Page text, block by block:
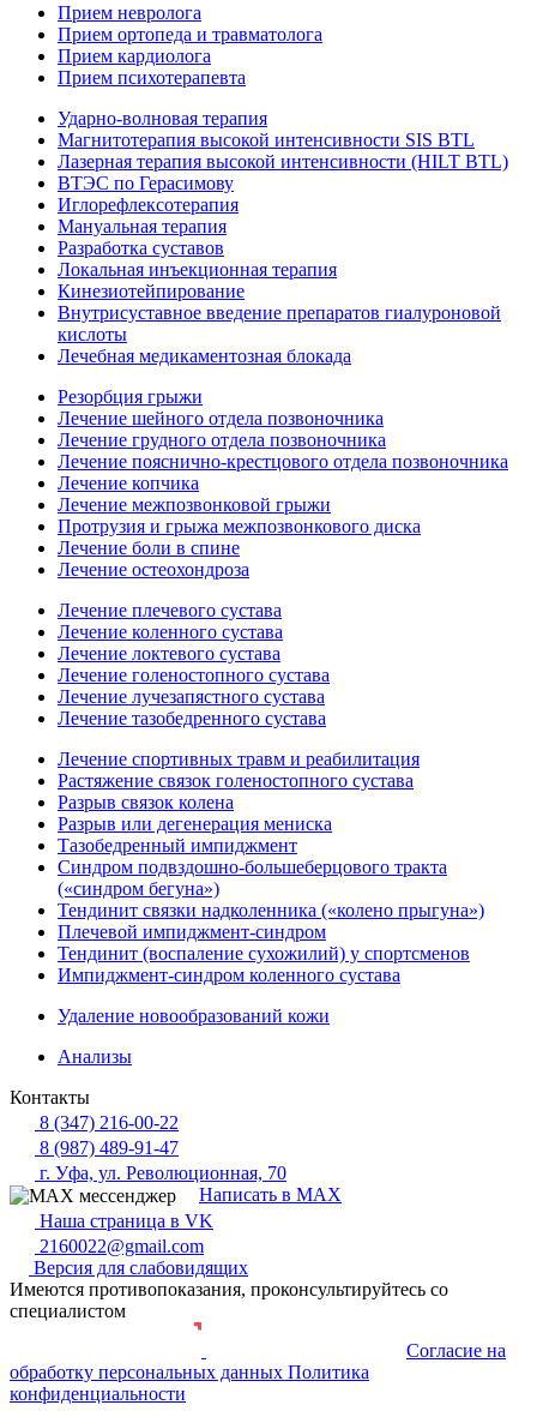
Прием невролога
Прием ортопеда и травматолога
Прием кардиолога
Прием психотерапевта
Ударно-волновая терапия
Магнитотерапия высокой интенсивности SIS BTL
Лазерная терапия высокой интенсивности (HILT BTL)
ВТЭС по Герасимову
Иглорефлексотерапия
Мануальная терапия
Разработка суставов
Локальная инъекционная терапия
Кинезиотейпирование
Внутрисуставное введение препаратов гиалуроновой
кислоты
Лечебная медикаментозная блокада
Резорбция грыжи
Лечение шейного отдела позвоночника
Лечение грудного отдела позвоночника
Лечение пояснично-крестцового отдела позвоночника
Лечение копчика
Лечение межпозвонковой грыжи
Протрузия и грыжа межпозвонкового диска
Лечение боли в спине
Лечение остеохондроза
Лечение плечевого сустава
Лечение коленного сустава
Лечение локтевого сустава
Лечение голеностопного сустава
Лечение лучезапястного сустава
Лечение тазобедренного сустава
Лечение спортивных травм и реабилитация
Растяжение связок голеностопного сустава
Разрыв связок колена
Разрыв или дегенерация мениска
Тазобедренный импиджмент
Синдром подвздошно-большеберцового тракта
(«синдром бегуна»)
Тендинит связки надколенника («колено прыгуна»)
Плечевой импиджмент-синдром
Тендинит (воспаление сухожилий) у спортсменов
Импиджмент-синдром коленного сустава
Удаление новообразований кожи
Анализы
Контакты
8 (347) 216-00-22
8 (987) 489-91-47
г. Уфа, ул. Революционная, 70
Написать в MAX
Наша страница в VK
2160022@gmail.com
Версия для слабовидящих
Имеются противопоказания, проконсультируйтесь со
специалистом
Согласие на
обработку персональных данных Политика
конфиденциальности